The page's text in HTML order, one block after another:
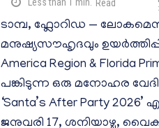
Less than 1 min. Read
:
ടാമ്പ, ഫ്ലോറിഡ —
മനുഷ്യസൗഹൃദവും
America Region &
പങ്കിടുന്ന ഒരു മനോഹര
‘Santa’s After Party
ജനുവരി 17, ശനിയാഴ്ച,